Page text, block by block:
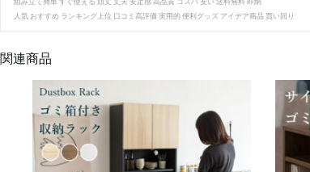
組み立て簡単 すぐ使える 頑丈 丈夫 安定感 高品質 コスパ 安い 送料無料 即納
人気 おすすめ ランキング上位 口コミ高評価 実用的 便利グッズ アイデア商品 買い回り
関連商品